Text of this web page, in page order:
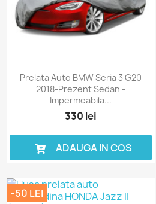
Prelata Auto BMW Seria 3 G20
2018-Prezent Sedan -
Impermeabila...
330 lei
ADAUGA IN COS
-50 LEI